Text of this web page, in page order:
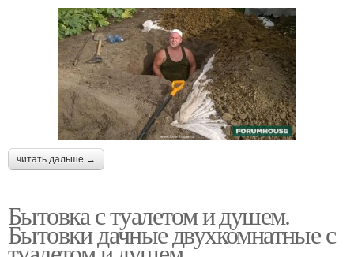
читать дальше →
Бытовка с туалетом и душем.
Бытовки дачные двухкомнатные с